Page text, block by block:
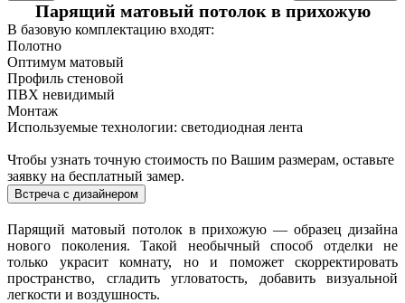
Парящий матовый потолок в прихожую
В базовую комплектацию входят:
Полотно
Оптимум матовый
Профиль стеновой
ПВХ невидимый
Монтаж
Используемые технологии: светодиодная лента
Чтобы узнать точную стоимость по Вашим размерам, оставьте
заявку на бесплатный замер.
Встреча с дизайнером
Парящий матовый потолок в прихожую — образец дизайна
нового поколения. Такой необычный способ отделки не
только украсит комнату, но и поможет скорректировать
пространство, сгладить угловатость, добавить визуальной
легкости и воздушность.